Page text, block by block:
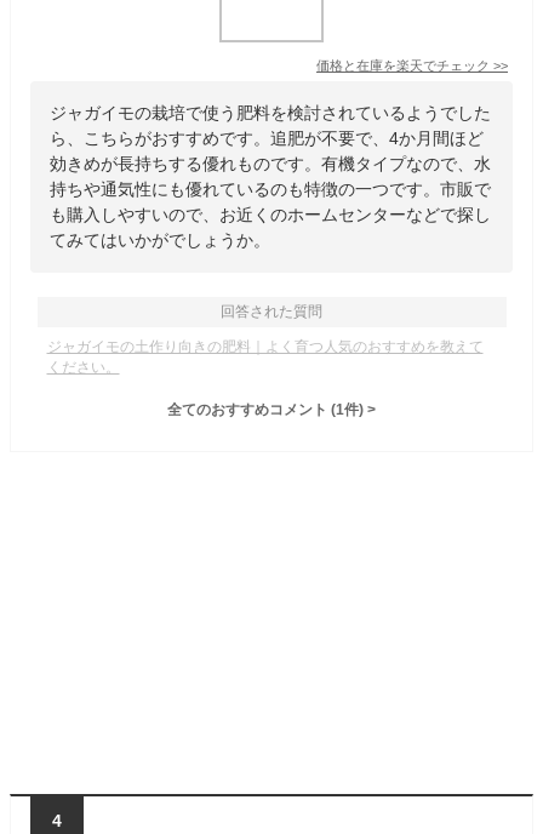
価格と在庫を楽天でチェック >>
ジャガイモの栽培で使う肥料を検討されているようでした
ら、こちらがおすすめです。追肥が不要で、4か月間ほど
効きめが長持ちする優れものです。有機タイプなので、水
持ちや通気性にも優れているのも特徴の一つです。市販で
も購入しやすいので、お近くのホームセンターなどで探し
てみてはいかがでしょうか。
回答された質問
ジャガイモの土作り向きの肥料｜よく育つ人気のおすすめを教えて
ください。
全てのおすすめコメント (1件) >
4